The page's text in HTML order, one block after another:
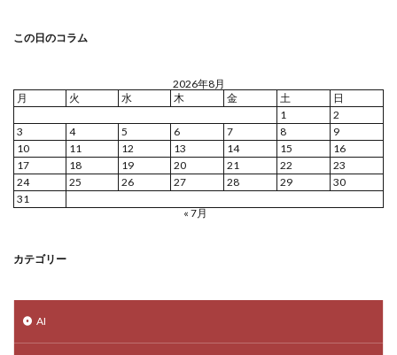
この日のコラム
2026年8月
月
火 水 木 金 土
日
1
2
3
4 5 6 7 8
9
10
11 12 13 14 15
16
17
18 19 20 21 22
23
24
25 26 27 28 29
30
31
« 7月
カテゴリー
AI